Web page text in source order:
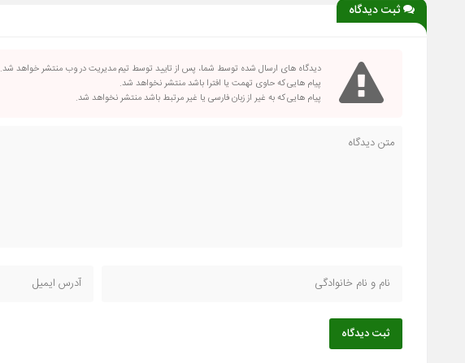
ثبت دیدگاه
دیدگاه های ارسال شده توسط شما، پس از تایید توسط تیم مدیریت در وب منتشر خواهد شد.
پیام هایی که حاوی تهمت یا افترا باشد منتشر نخواهد شد.
پیام هایی که به غیر از زبان فارسی یا غیر مرتبط باشد منتشر نخواهد شد.
ثبت دیدگاه